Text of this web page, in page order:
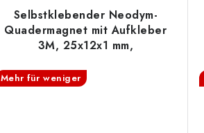
Selbstklebender Neodym-
Quadermagnet mit Aufkleber
3M, 25x12x1 mm,
Mehr für weniger